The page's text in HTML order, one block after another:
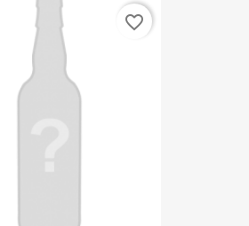
favorite_border